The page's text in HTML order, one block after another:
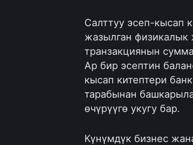
Салттуу эсеп-кысап
жазылган физикалык
транзакциянын
Ар бир эсептин
кысап китептери
тарабынан
өчүрүүгө укугу бар.
Күнүмдүк бизнес